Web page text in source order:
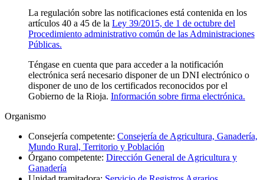
La regulación sobre las notificaciones está contenida en los
artículos 40 a 45 de la Ley 39/2015, de 1 de octubre del
Procedimiento administrativo común de las Administraciones
Públicas.
Téngase en cuenta que para acceder a la notificación
electrónica será necesario disponer de un DNI electrónico o
disponer de uno de los certificados reconocidos por el
Gobierno de la Rioja. Información sobre firma electrónica.
Organismo
Consejería competente: Consejería de Agricultura, Ganadería,
Mundo Rural, Territorio y Población
Órgano competente: Dirección General de Agricultura y
Ganadería